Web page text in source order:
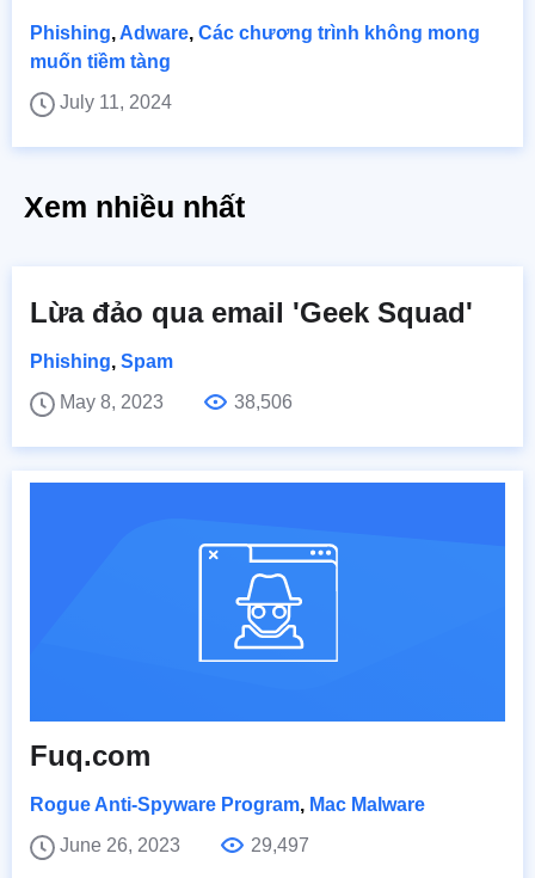
Phishing, Adware, Các chương trình không mong
muốn tiềm tàng
July 11, 2024
Xem nhiều nhất
Lừa đảo qua email 'Geek Squad'
Phishing, Spam
May 8, 2023
38,506
Fuq.com
Rogue Anti-Spyware Program, Mac Malware
June 26, 2023
29,497